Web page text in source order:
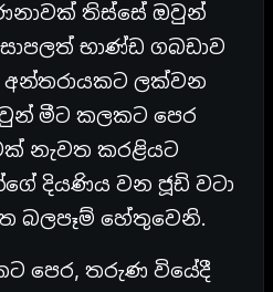
තිස්සේ ඔවුන්
භාණ්ඩ ගබඩාව
අන්තරායකට ලක්වන
මීට කලකට පෙර
නැවත කරළියට
දියණිය වන ජූඩි වටා
බලපෑම් හේතුවෙනි.
පෙර, තරුණ වියේදී